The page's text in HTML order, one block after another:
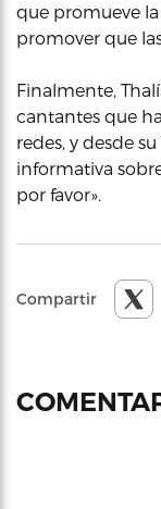
que promueve
promover que
Finalmente,
cantantes que
redes, y desde
informativa
por favor».
Compartir